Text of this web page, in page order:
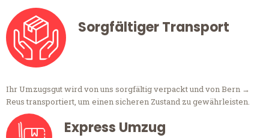
Sorgfältiger Transport
Ihr Umzugsgut wird von uns sorgfältig verpackt und von Bern →
Reus transportiert, um einen sicheren Zustand zu gewährleisten.
Express Umzug